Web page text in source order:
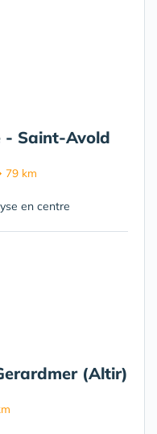
- Saint-Avold
79 km
en centre
(Altir)